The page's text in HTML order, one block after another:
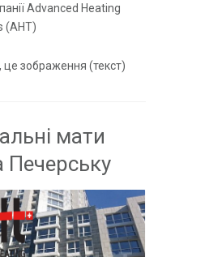
Advanced Heating
(AHT)
мати